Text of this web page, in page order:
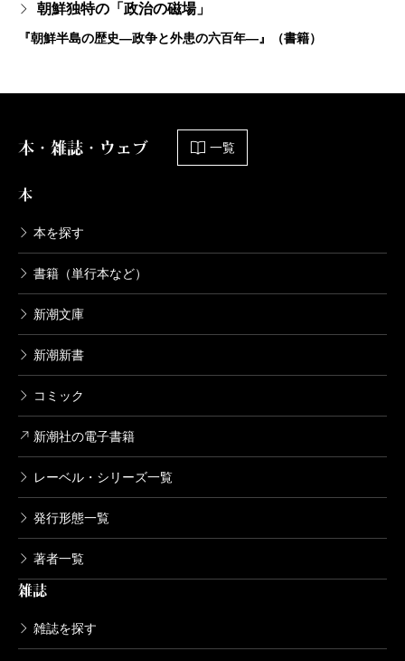
朝鮮独特の「政治の磁場」
『朝鮮半島の歴史―政争と外患の六百年―』（書籍）
本・雑誌・ウェブ 一覧
本
本を探す
書籍（単行本など）
新潮文庫
新潮新書
コミック
新潮社の電子書籍
レーベル・シリーズ一覧
発行形態一覧
著者一覧
雑誌
雑誌を探す